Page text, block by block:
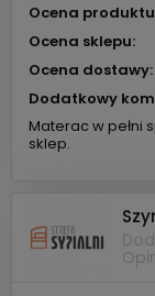
Ocena
Ocena sklepu:
Ocena dostawy:
Dodatkowy
Materac w pełni
sklep.